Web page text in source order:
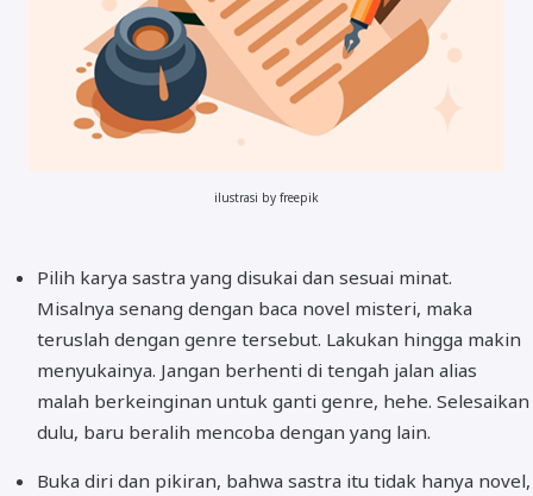
ilustrasi by freepik
Pilih karya sastra yang disukai dan sesuai minat.
Misalnya senang dengan baca novel misteri, maka
teruslah dengan genre tersebut. Lakukan hingga makin
menyukainya. Jangan berhenti di tengah jalan alias
malah berkeinginan untuk ganti genre, hehe. Selesaikan
dulu, baru beralih mencoba dengan yang lain.
Buka diri dan pikiran, bahwa sastra itu tidak hanya novel,